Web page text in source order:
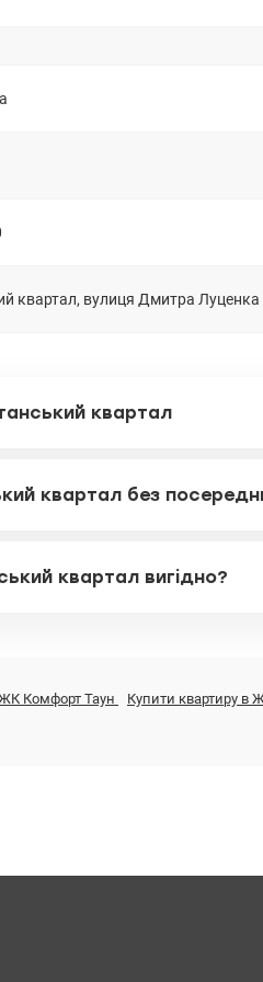
квартал, вулиця Дмитра Луценка
квартал
квартал без
квартал вигідно?
Комфорт Таун Купити квартиру в